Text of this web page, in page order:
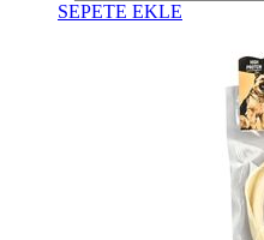
SEPETE EKLE